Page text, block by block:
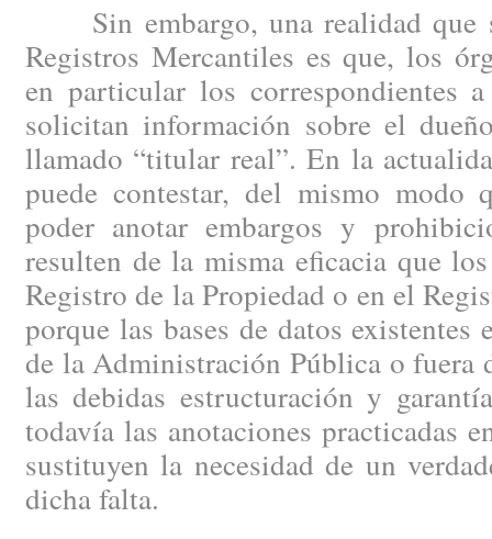
Sin embargo, una realidad que
Registros Mercantiles es que, los
en particular los correspondientes
solicitan información sobre el
llamado “titular real”. En la
puede contestar, del mismo modo
poder anotar embargos y
resulten de la misma eficacia que
Registro de la Propiedad o en el
porque las bases de datos
de la Administración Pública o fuera
las debidas estructuración y
todavía las anotaciones practicadas
sustituyen la necesidad de un
dicha falta.